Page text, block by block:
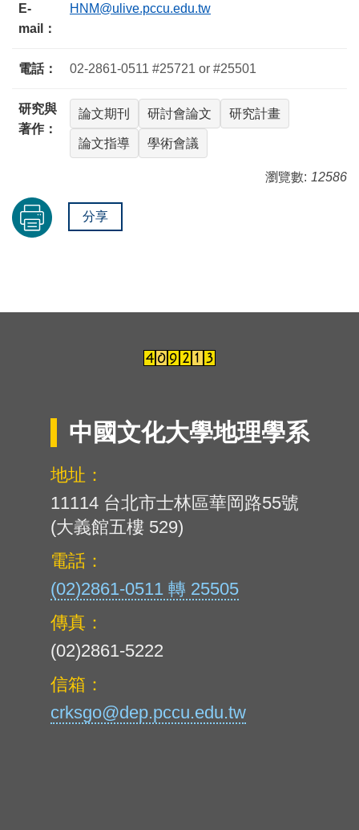
E-
mail：
HNM@ulive.pccu.edu.tw
電話： 02-2861-0511 #25721 or #25501
研究與
著作：
論文期刊 研討會論文 研究計畫
論文指導 學術會議
瀏覽數: 12586
分享
中國文化大學地理學系
地址：
11114 台北市士林區華岡路55號
(大義館五樓 529)
電話：
(02)2861-0511 轉 25505
傳真：
(02)2861-5222
信箱：
crksgo@dep.pccu.edu.tw